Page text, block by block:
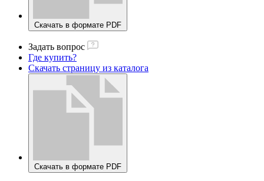
Скачать в формате PDF
Задать вопрос
Где купить?
Скачать страницу из каталога
Скачать в формате PDF